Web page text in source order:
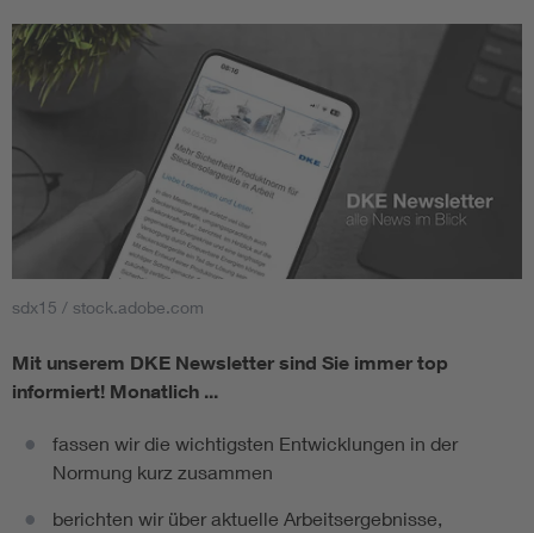
sdx15 / stock.adobe.com
Mit unserem DKE Newsletter sind Sie immer top
informiert! Monatlich ...
fassen wir die wichtigsten Entwicklungen in der
Normung kurz zusammen
berichten wir über aktuelle Arbeitsergebnisse,